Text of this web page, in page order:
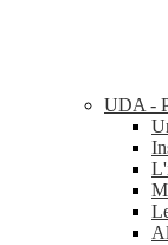
UDA -